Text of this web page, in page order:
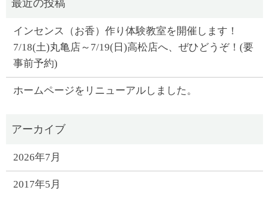
インセンス（お香）作り体験教室を開催します！
7/18(土)丸亀店～7/19(日)高松店へ、ぜひどうぞ！(要
事前予約)
ホームページをリニューアルしました。
2026年7月
2017年5月